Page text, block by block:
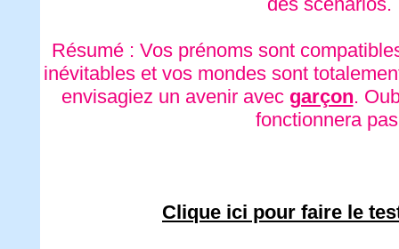
Résumé : Vos prénoms sont
inévitables et vos mondes sont
envisagiez un avenir avec garçon.
fonctionnera
Clique ici pour faire le